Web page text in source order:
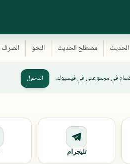
في مجموعتي في فيسبوك.. الدخول
تليجرام